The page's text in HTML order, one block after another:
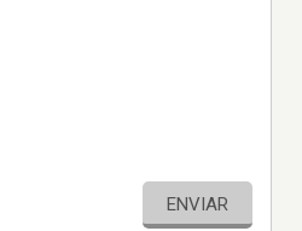
ENVIAR